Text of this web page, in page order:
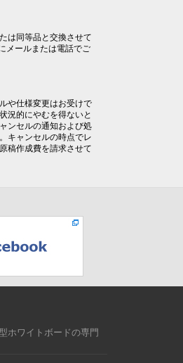
は同等品と交換させて
メールまたは電話でご
や仕様変更はお受けで
況的にやむを得ないと
ンセルの通知および処
キャンセルの時点でレ
稿作成費を請求させて
ホワイトボードの専門